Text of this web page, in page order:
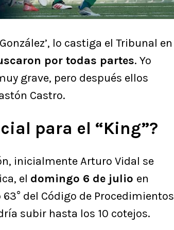
lo castiga el Tribunal en
por todas partes. Yo
grave, pero después ellos
Castro.
para el “King”?
inicialmente Arturo Vidal se
el domingo 6 de julio en
del Código de Procedimientos
subir hasta los 10 cotejos.